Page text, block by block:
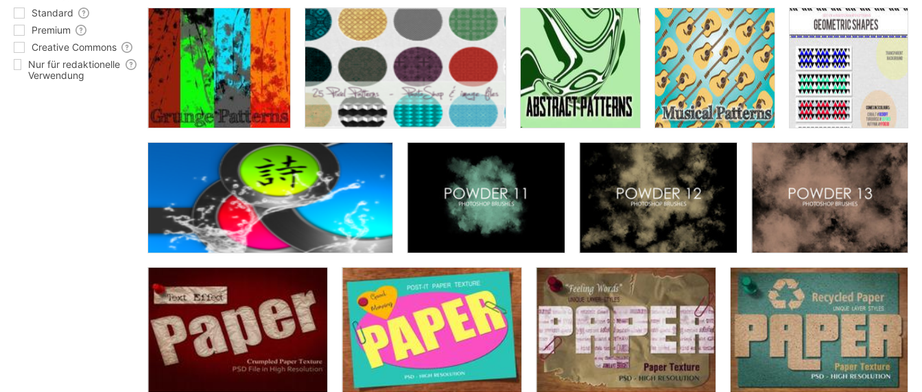
Standard
Premium
Creative Commons
Nur für redaktionelle
Verwendung